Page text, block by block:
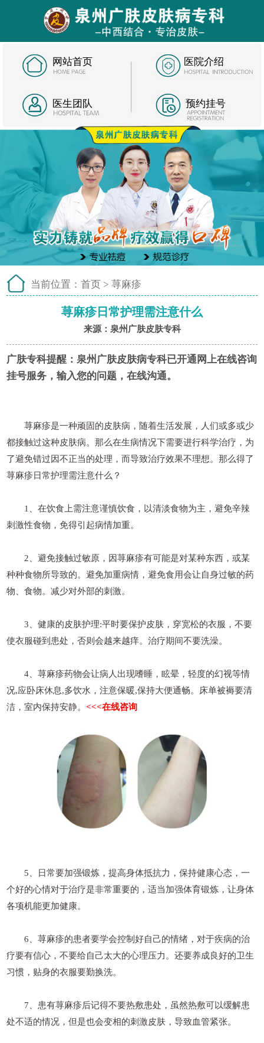
网站首页 医院介绍
医生团队 预约挂号
当前位置： 首页 > 荨麻疹
荨麻疹日常护理需注意什么
来源：泉州广肤皮肤专科
广肤专科提醒： 泉州广肤皮肤病专科已开通网上在线咨询
挂号服务，输入您的问题，在线沟通。
荨麻疹是一种顽固的皮肤病，随着生活发展，人们或多或少
都接触过这种皮肤病。那么在生病情况下需要进行科学治疗，为
了避免错过因不正当的处理，而导致治疗效果不理想。那么得了
荨麻疹日常护理需注意什么？
1、在饮食上需注意谨慎饮食，以清淡食物为主，避免辛辣
刺激性食物，免得引起病情加重。
2、避免接触过敏原，因荨麻疹有可能是对某种东西，或某
种种食物所导致的。避免加重病情，避免食用会让自身过敏的药
物、食物。减少对外部的刺激。
3、健康的皮肤护理:平时要保护皮肤，穿宽松的衣服，不要
使衣服碰到患处，否则会越来越痒。治疗期间不要洗澡。
4、荨麻疹药物会让病人出现嗜睡，眩晕，轻度的幻视等情
况,应卧床休息,多饮水，注意保暖,保持大便通畅。床单被褥要清
洁，室内保持安静。<<<在线咨询
5、日常要加强锻炼，提高身体抵抗力，保持健康心态，一
个好的心情对于治疗是非常重要的，适当加强体育锻炼，让身体
各项机能更加健康。
6、荨麻疹的患者要学会控制好自己的情绪，对于疾病的治
疗要有信心，不要给自己太大的心理压力。还要养成良好的卫生
习惯，贴身的衣服要勤换洗。
7、患有荨麻疹后记得不要热敷患处，虽然热敷可以缓解患
处不适的情况，但是也会变相的刺激皮肤，导致血管紧张。